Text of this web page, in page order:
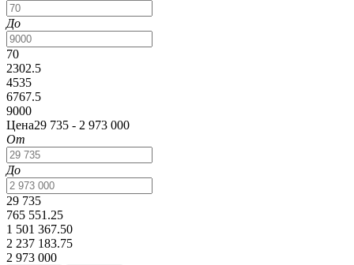
До
70
2302.5
4535
6767.5
9000
Цена29 735 - 2 973 000
От
До
29 735
765 551.25
1 501 367.50
2 237 183.75
2 973 000